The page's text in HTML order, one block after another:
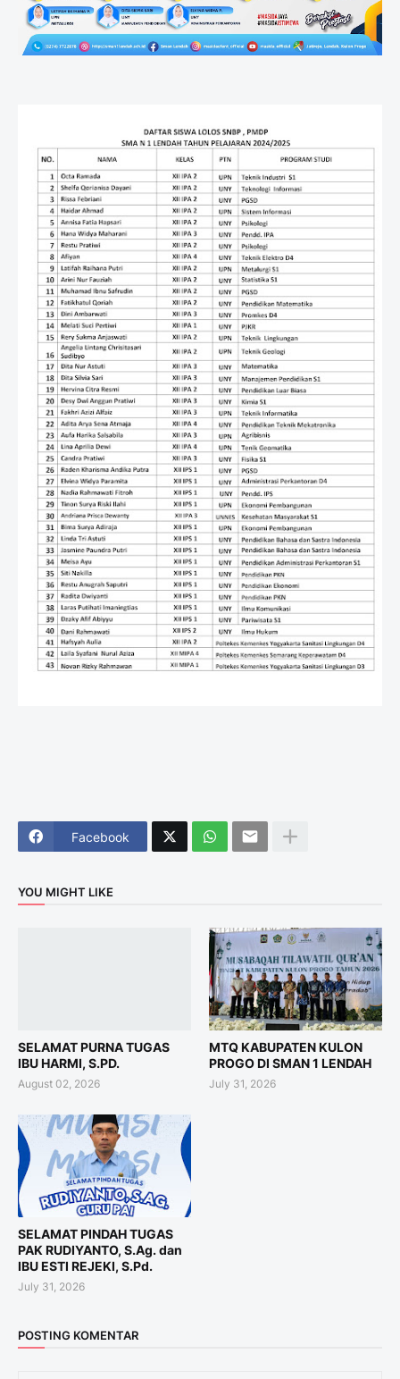
Facebook
YOU MIGHT LIKE
SELAMAT PURNA TUGAS
IBU HARMI, S.PD.
August 02, 2026
MTQ KABUPATEN KULON
PROGO DI SMAN 1 LENDAH
July 31, 2026
SELAMAT PINDAH TUGAS
PAK RUDIYANTO, S.Ag. dan
IBU ESTI REJEKI, S.Pd.
July 31, 2026
POSTING KOMENTAR